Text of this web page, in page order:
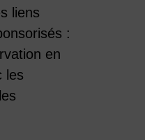
liens
:
en
les